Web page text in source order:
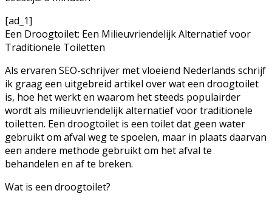
[ad_1]
Een Droogtoilet: Een Milieuvriendelijk Alternatief voor
Traditionele Toiletten
Als ervaren SEO-schrijver met vloeiend Nederlands schrijf
ik graag een uitgebreid artikel over wat een droogtoilet
is, hoe het werkt en waarom het steeds populairder
wordt als milieuvriendelijk alternatief voor traditionele
toiletten. Een droogtoilet is een toilet dat geen water
gebruikt om afval weg te spoelen, maar in plaats daarvan
een andere methode gebruikt om het afval te
behandelen en af te breken.
Wat is een droogtoilet?